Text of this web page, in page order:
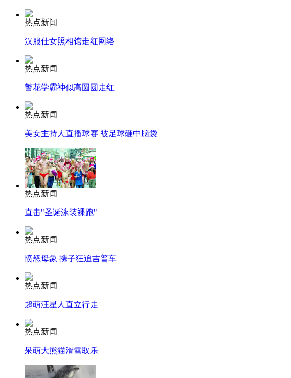
热点新闻
汉服仕女照相馆走红网络
热点新闻
警花学霸神似高圆圆走红
热点新闻
美女主持人直播球赛 被足球砸中脑袋
热点新闻
直击"圣诞泳装裸跑"
热点新闻
愤怒母象 携子狂追吉普车
热点新闻
超萌汪星人直立行走
热点新闻
呆萌大熊猫滑雪取乐